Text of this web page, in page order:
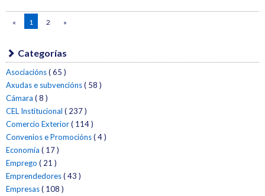
Categoría:
Emprego
CEL
Formación
Emprego
« 1 2 »
Categorías
Asociacións( 65 )
Axudas e subvencións( 58 )
Cámara ( 8 )
CEL Institucional ( 237 )
Comercio Exterior( 114 )
Convenios e Promocións( 4 )
Economía ( 17 )
Emprego ( 21 )
Emprendedores( 43 )
Empresas( 108 )